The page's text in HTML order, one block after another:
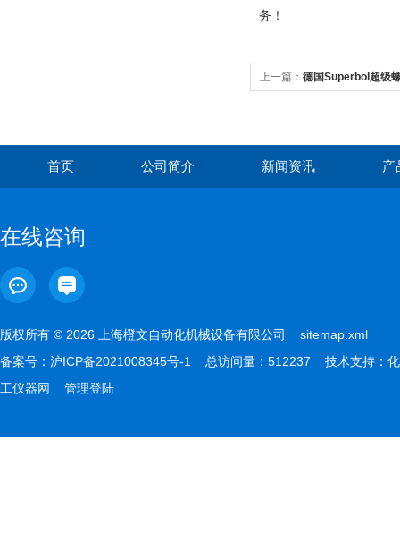
务！
上一篇： 德国Superbol超级
首页 公司简介 新闻资讯 产
在线咨询
版权所有 © 2026 上海橙文自动化机械设备有限公司 sitemap.xml
备案号： 沪ICP备2021008345号-1 总访问量：512237 技术支持： 化
工仪器网
管理登陆